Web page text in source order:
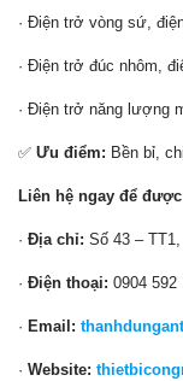
· Điện trở vòng sứ,
· Điện trở đúc nhôm,
· Điện trở năng lượng
✅ Ưu điểm: Bền bỉ,
Liên hệ ngay để
· Địa chỉ: Số 43 –
· Điện thoại: 0904 592
· Email:
· Website: